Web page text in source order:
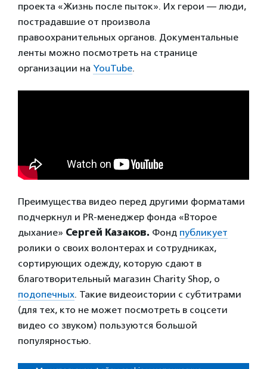
проекта «Жизнь после пыток». Их герои — люди,
пострадавшие от произвола
правоохранительных органов. Документальные
ленты можно посмотреть на странице
организации на YouTube.
Преимущества видео перед другими форматами
подчеркнул и PR-менеджер фонда «Второе
дыхание» Сергей Казаков. Фонд публикует
ролики о своих волонтерах и сотрудниках,
сортирующих одежду, которую сдают в
благотворительный магазин Charity Shop, о
подопечных. Такие видеоистории с субтитрами
(для тех, кто не может посмотреть в соцсети
видео со звуком) пользуются большой
популярностью.